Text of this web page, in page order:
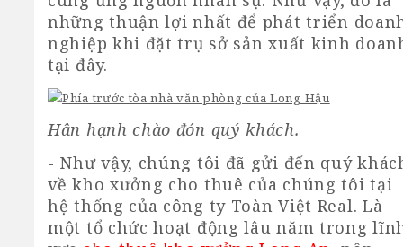
những thuận lợi nhất để phát triển
nghiệp khi đặt trụ sở sản xuất kinh
tại đây.
Hân hạnh chào đón quý khách.
- Như vậy, chúng tôi đã gửi đến quý
về kho xưởng cho thuê của chúng tôi tại
hệ thống của công ty Toàn Việt Real. Là
một tổ chức hoạt động lâu năm trong